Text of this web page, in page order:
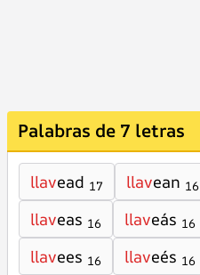
Palabras de 7 letras
llavead 17 llavean 16
llaveas 16 llaveás 16
llavees 16 llaveés 16